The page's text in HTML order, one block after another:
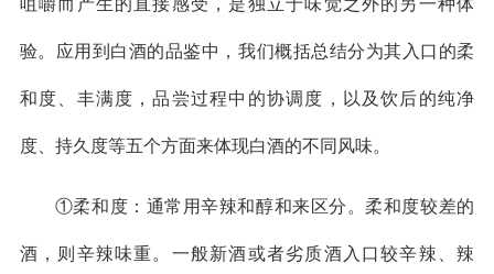
验。应用到白酒的品鉴中，我们概括总结分为其入口的柔
和度、丰满度，品尝过程中的协调度，以及饮后的纯净
度、持久度等五个方面来体现白酒的不同风味。
①柔和度：通常用辛辣和醇和来区分。柔和度较差的
酒，则辛辣味重。一般新酒或者劣质酒入口较辛辣、辣